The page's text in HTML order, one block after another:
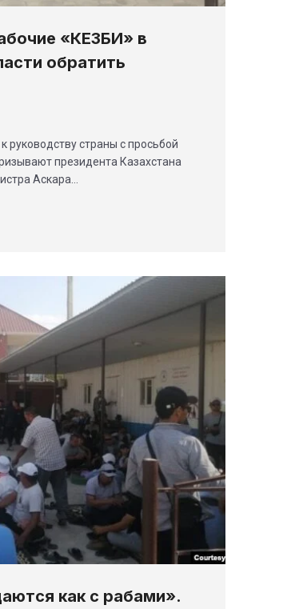
«КЕЗБИ» в
обратить
страны с просьбой
президента Казахстана
Аскара…
как с рабами».